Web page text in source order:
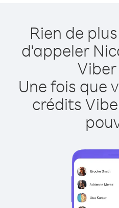
Rien de
d'appeler
Une fois que
crédits